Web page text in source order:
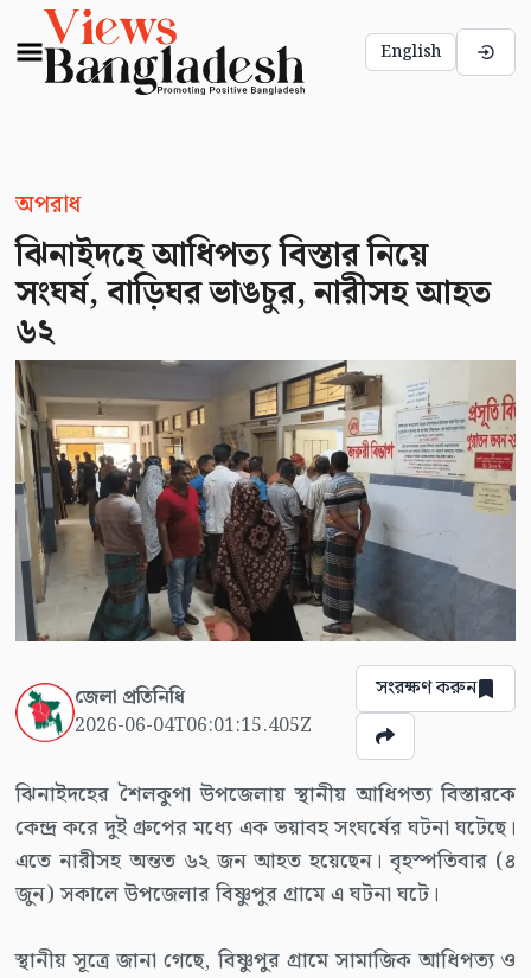
English
অপরাধ
ঝিনাইদহে আধিপত্য বিস্তার নিয়ে
সংঘর্ষ, বাড়িঘর ভাঙচুর, নারীসহ আহত
৬২
জেলা প্রতিনিধি
2026-06-04T06:01:15.405Z
সংরক্ষণ করুন
ঝিনাইদহের শৈলকুপা উপজেলায় স্থানীয় আধিপত্য বিস্তারকে
কেন্দ্র করে দুই গ্রুপের মধ্যে এক ভয়াবহ সংঘর্ষের ঘটনা ঘটেছে।
এতে নারীসহ অন্তত ৬২ জন আহত হয়েছেন। বৃহস্পতিবার (৪
জুন) সকালে উপজেলার বিষ্ণুপুর গ্রামে এ ঘটনা ঘটে।
স্থানীয় সূত্রে জানা গেছে, বিষ্ণুপুর গ্রামে সামাজিক আধিপত্য ও